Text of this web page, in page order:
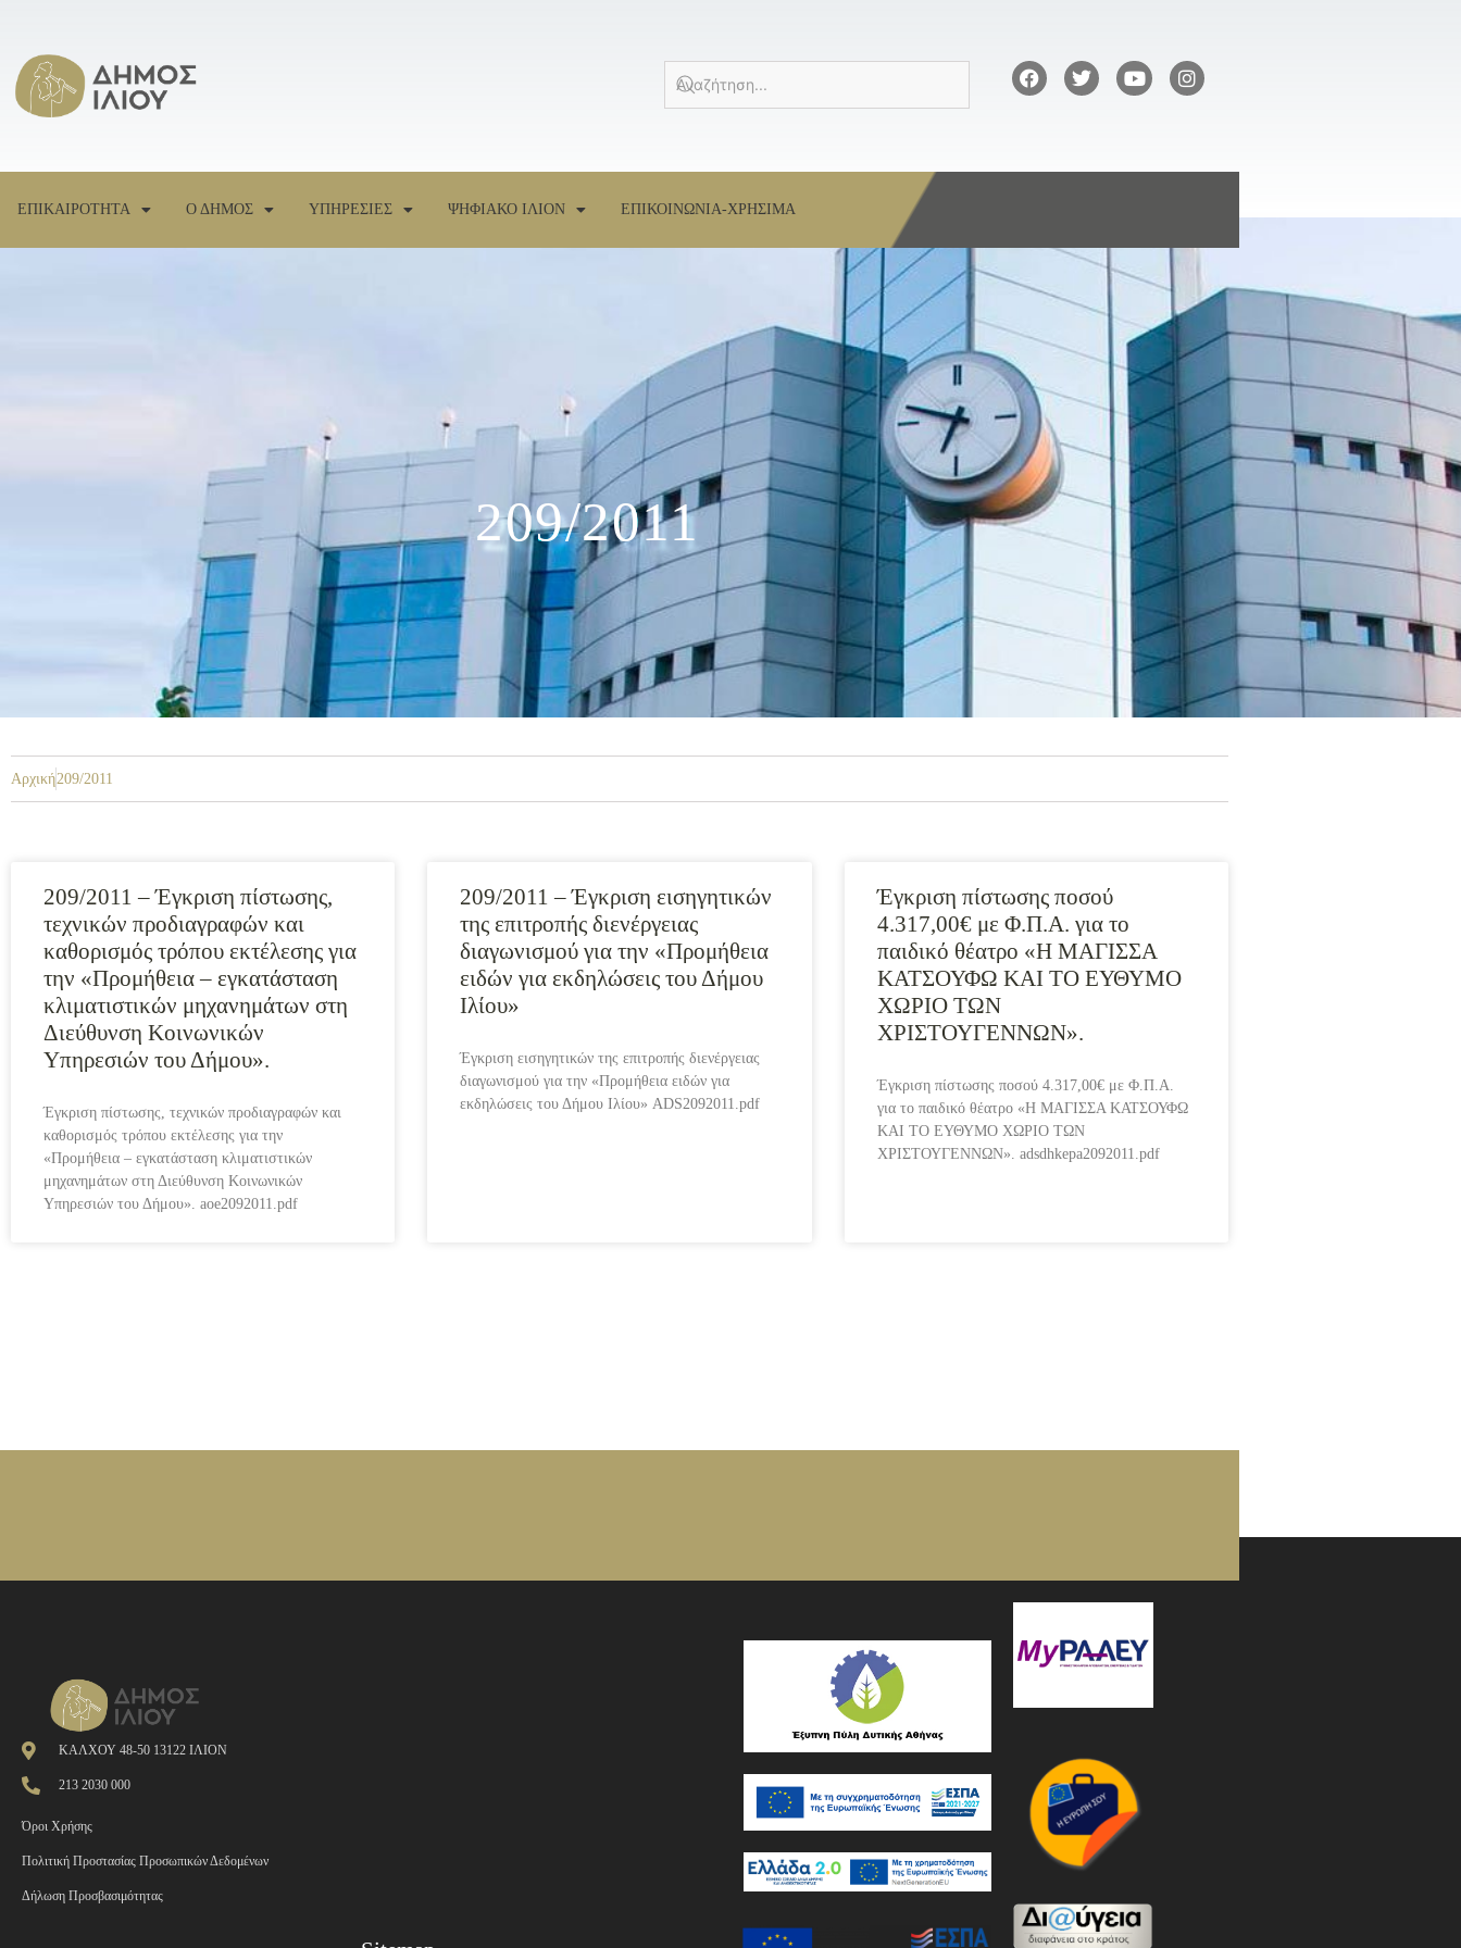
ΕΠΙΚΑΙΡΟΤΗΤΑ Ο ΔΗΜΟΣ ΥΠΗΡΕΣΙΕΣ ΨΗΦΙΑΚΟ ΙΛΙΟΝ ΕΠΙΚΟΙΝΩΝΙΑ-ΧΡΗΣΙΜΑ
209/2011
Αρχική209/2011
209/2011 – Έγκριση πίστωσης,
τεχνικών προδιαγραφών και
καθορισμός τρόπου εκτέλεσης για
την «Προμήθεια – εγκατάσταση
κλιματιστικών μηχανημάτων στη
Διεύθυνση Κοινωνικών
Υπηρεσιών του Δήμου».
Έγκριση πίστωσης, τεχνικών προδιαγραφών και
καθορισμός τρόπου εκτέλεσης για την
«Προμήθεια – εγκατάσταση κλιματιστικών
μηχανημάτων στη Διεύθυνση Κοινωνικών
Υπηρεσιών του Δήμου». aoe2092011.pdf
209/2011 – Έγκριση εισηγητικών
της επιτροπής διενέργειας
διαγωνισμού για την «Προμήθεια
ειδών για εκδηλώσεις του Δήμου
Ιλίου»
Έγκριση εισηγητικών της επιτροπής διενέργειας
διαγωνισμού για την «Προμήθεια ειδών για
εκδηλώσεις του Δήμου Ιλίου» ADS2092011.pdf
Έγκριση πίστωσης ποσού
4.317,00€ με Φ.Π.Α. για το
παιδικό θέατρο «Η ΜΑΓΙΣΣΑ
ΚΑΤΣΟΥΦΩ ΚΑΙ ΤΟ ΕΥΘΥΜΟ
ΧΩΡΙΟ ΤΩΝ
ΧΡΙΣΤΟΥΓΕΝΝΩΝ».
Έγκριση πίστωσης ποσού 4.317,00€ με Φ.Π.Α.
για το παιδικό θέατρο «Η ΜΑΓΙΣΣΑ ΚΑΤΣΟΥΦΩ
ΚΑΙ ΤΟ ΕΥΘΥΜΟ ΧΩΡΙΟ ΤΩΝ
ΧΡΙΣΤΟΥΓΕΝΝΩΝ». adsdhkepa2092011.pdf
ΚΑΛΧΟΥ 48-50 13122 ΙΛΙΟΝ
213 2030 000
Όροι Χρήσης
Πολιτική Προστασίας Προσωπικών Δεδομένων
Δήλωση Προσβασιμότητας